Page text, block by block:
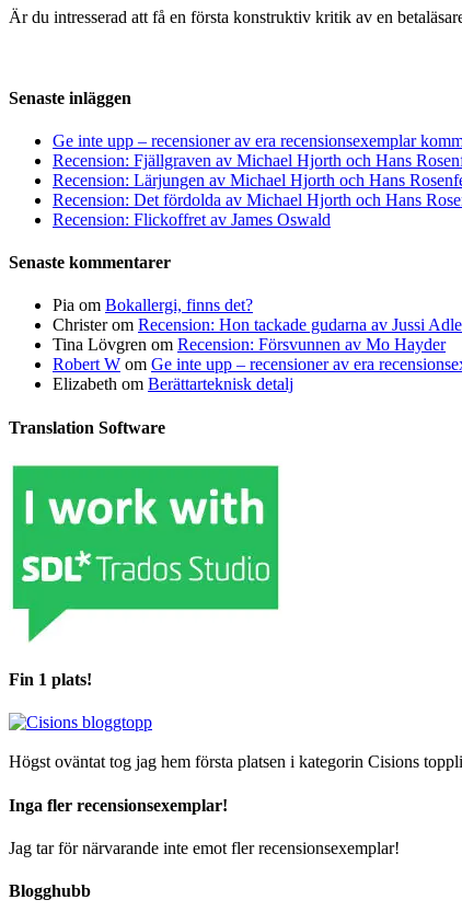
Är du intresserad att få en första konstruktiv kritik av en
Senaste inläggen
Ge inte upp – recensioner av era recensionsexemplar
Recension: Fjällgraven av Michael Hjorth och Hans
Recension: Lärjungen av Michael Hjorth och Hans
Recension: Det fördolda av Michael Hjorth och Hans
Recension: Flickoffret av James Oswald
Senaste kommentarer
Pia om Bokallergi, finns det?
Christerom Recension: Hon tackade gudarna av Jussi
Tina Lövgren om Recension: Försvunnen av Mo Hayder
Robert W om Ge inte upp – recensioner av era
Elizabeth om Berättarteknisk detalj
Translation Software
Fin 1 plats!
Högst oväntat tog jag hem första platsen i kategorin Cisions
Inga fler recensionsexemplar!
Jag tar för närvarande inte emot fler recensionsexemplar!
Blogghubb